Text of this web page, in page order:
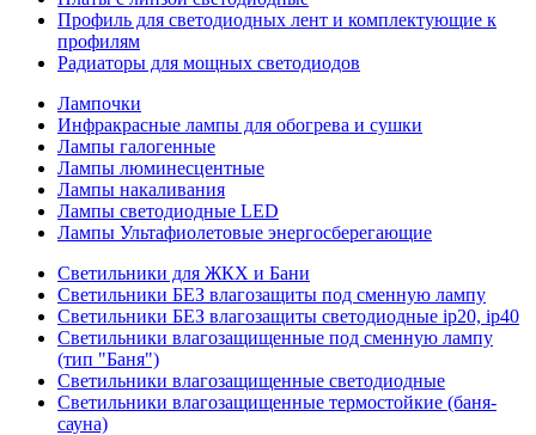
Профиль для светодиодных лент и комплектующие к
профилям
Радиаторы для мощных светодиодов
Лампочки
Инфракрасные лампы для обогрева и сушки
Лампы галогенные
Лампы люминесцентные
Лампы накаливания
Лампы светодиодные LED
Лампы Ультафиолетовые энергосберегающие
Светильники для ЖКХ и Бани
Светильники БЕЗ влагозащиты под сменную лампу
Светильники БЕЗ влагозащиты светодиодные ip20, ip40
Светильники влагозащищенные под сменную лампу
(тип "Баня")
Светильники влагозащищенные светодиодные
Светильники влагозащищенные термостойкие (баня-
сауна)